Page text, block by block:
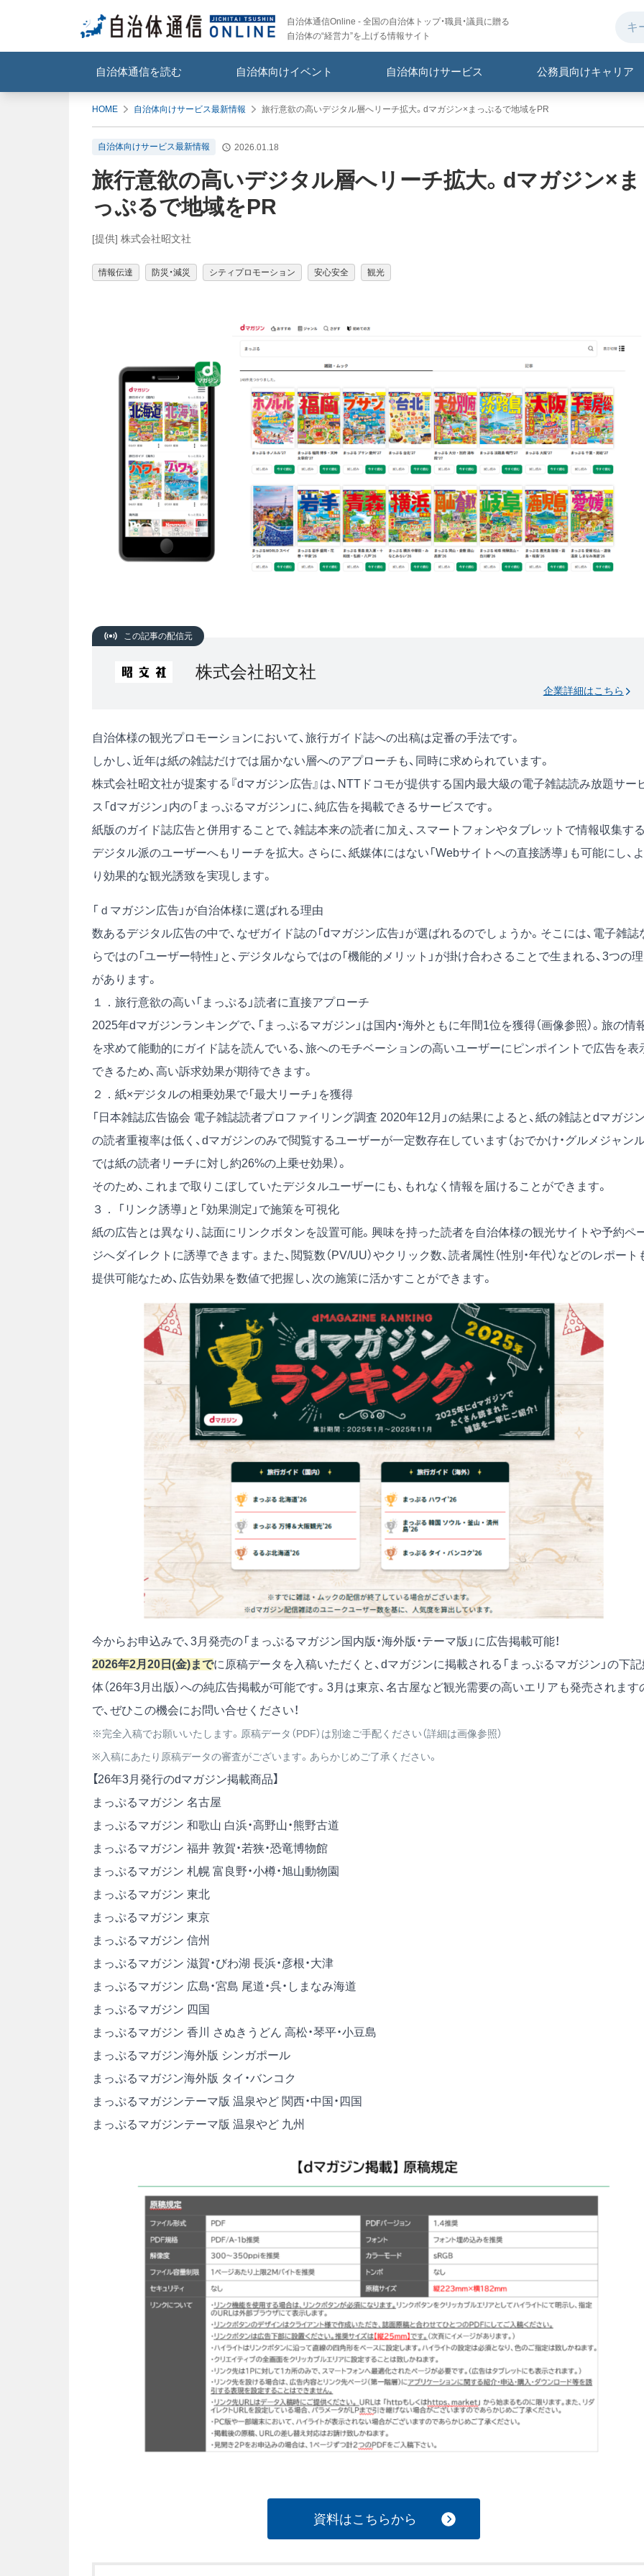
自治体通信Online - 全国の自治体トップ・職員・議員に贈る
自治体の“経営力”を上げる情報サイト
自治体通信を読む 自治体向けイベント 自治体向けサービス 公務員向けキャリア
HOME 自治体向けサービス最新情報 旅行意欲の高いデジタル層へリーチ拡大。dマガジン×まっぷるで地域をPR
自治体向けサービス最新情報 2026.01.18
旅行意欲の高いデジタル層へリーチ拡大。dマガジン×ま
っぷるで地域をPR
[提供] 株式会社昭文社
情報伝達 防災・減災 シティプロモーション 安心安全 観光
この記事の配信元
株式会社昭文社
企業詳細はこちら
自治体様の観光プロモーションにおいて、旅行ガイド誌への出稿は定番の手法です。
しかし、近年は紙の雑誌だけでは届かない層へのアプローチも、同時に求められています。
株式会社昭文社が提案する『dマガジン広告』は、NTTドコモが提供する国内最大級の電子雑誌読み放題サー
ス「dマガジン」内の「まっぷるマガジン」に、純広告を掲載できるサービスです。
紙版のガイド誌広告と併用することで、雑誌本来の読者に加え、スマートフォンやタブレットで情報収集す
デジタル派のユーザーへもリーチを拡大。さらに、紙媒体にはない「Webサイトへの直接誘導」も可能にし、よ
り効果的な観光誘致を実現します。
「ｄマガジン広告」が自治体様に選ばれる理由
数あるデジタル広告の中で、なぜガイド誌の「dマガジン広告」が選ばれるのでしょうか。そこには、電子雑誌
らではの「ユーザー特性」と、デジタルならではの「機能的メリット」が掛け合わさることで生まれる、3つの
があります。
１．旅行意欲の高い「まっぷる」読者に直接アプローチ
2025年dマガジンランキングで、「まっぷるマガジン」は国内・海外ともに年間1位を獲得（画像参照）。旅の情
を求めて能動的にガイド誌を読んでいる、旅へのモチベーションの高いユーザーにピンポイントで広告を表
できるため、高い訴求効果が期待できます。
２．紙×デジタルの相乗効果で「最大リーチ」を獲得
「日本雑誌広告協会 電子雑誌読者プロファイリング調査 2020年12月」の結果によると、紙の雑誌とdマガジ
の読者重複率は低く、dマガジンのみで閲覧するユーザーが一定数存在しています（おでかけ・グルメジャン
では紙の読者リーチに対し約26%の上乗せ効果）。
そのため、これまで取りこぼしていたデジタルユーザーにも、もれなく情報を届けることができます。
３． 「リンク誘導」と「効果測定」で施策を可視化
紙の広告とは異なり、誌面にリンクボタンを設置可能。興味を持った読者を自治体様の観光サイトや予約ペ
ジへダイレクトに誘導できます。また、閲覧数（PV/UU）やクリック数、読者属性（性別・年代）などのレポート
提供可能なため、広告効果を数値で把握し、次の施策に活かすことができます。
今からお申込みで、3月発売の「まっぷるマガジン国内版・海外版・テーマ版」に広告掲載可能！
2026年2月20日(金)までに原稿データを入稿いただくと、dマガジンに掲載される「まっぷるマガジン」の下
体（26年3月出版）への純広告掲載が可能です。3月は東京、名古屋など観光需要の高いエリアも発売されます
で、ぜひこの機会にお問い合せください！
※完全入稿でお願いいたします。原稿データ（PDF）は別途ご手配ください（詳細は画像参照）
※入稿にあたり原稿データの審査がございます。あらかじめご了承ください。
【26年3月発行のdマガジン掲載商品】
まっぷるマガジン 名古屋
まっぷるマガジン 和歌山 白浜・高野山・熊野古道
まっぷるマガジン 福井 敦賀・若狭・恐竜博物館
まっぷるマガジン 札幌 富良野・小樽・旭山動物園
まっぷるマガジン 東北
まっぷるマガジン 東京
まっぷるマガジン 信州
まっぷるマガジン 滋賀・びわ湖 長浜・彦根・大津
まっぷるマガジン 広島・宮島 尾道・呉・しまなみ海道
まっぷるマガジン 四国
まっぷるマガジン 香川 さぬきうどん 高松・琴平・小豆島
まっぷるマガジン海外版 シンガポール
まっぷるマガジン海外版 タイ・バンコク
まっぷるマガジンテーマ版 温泉やど 関西・中国・四国
まっぷるマガジンテーマ版 温泉やど 九州
資料はこちらから